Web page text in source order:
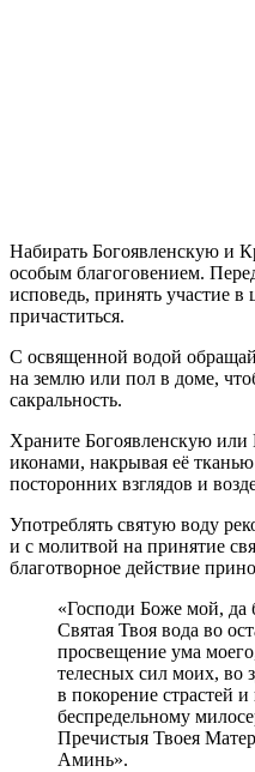
Набирать Богоявленскую и
особым благоговением.
исповедь, принять участие в
причаститься.
С освященной водой
на землю или пол в доме,
сакральность.
Храните Богоявленскую
иконами, накрывая её
посторонних взглядов и
Употреблять святую воду
и с молитвой на принятие
благотворное действие
«Господи Боже мой, да
Святая Твоя вода во
просвещение ума
телесных сил моих, во
в покорение страстей
беспредельному
Пречистыя Твоея
Аминь».